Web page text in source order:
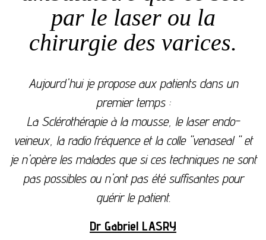
par le laser ou la
chirurgie des varices.
Aujourd'hui je propose aux patients dans un
premier temps :
La Sclérothérapie à la mousse, le laser endo-
veineux, la radio fréquence et la colle "venaseal " et
je n'opère les malades que si ces techniques ne sont
pas possibles ou n'ont pas été suffisantes pour
guérir le patient.
Dr Gabriel LASRY